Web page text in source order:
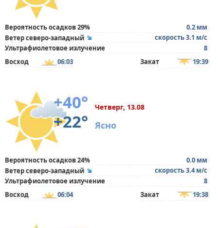
Вероятность осадков 29%
0.2 мм
Ветер северо-западный
скорость 3.1 м/с
Ультрафиолетовое излучение
8
Восход
06:03 Закат 19:39
+40°
+22°
Четверг, 13.08
Ясно
Вероятность осадков 24%
0.0 мм
Ветер северо-западный
скорость 3.4 м/с
Ультрафиолетовое излучение
8
Восход
06:04 Закат 19:38